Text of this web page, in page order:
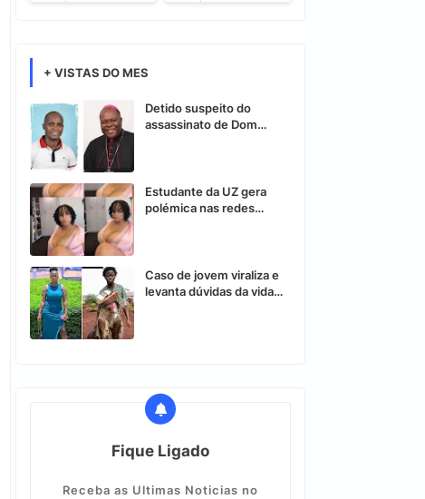
+ VISTAS DO MES
Detido suspeito do
assassinato de Dom
Estudante da UZ gera
polémica nas redes
Caso de jovem viraliza e
levanta dúvidas da vida
Fique Ligado
Receba as Ultimas Noticias no